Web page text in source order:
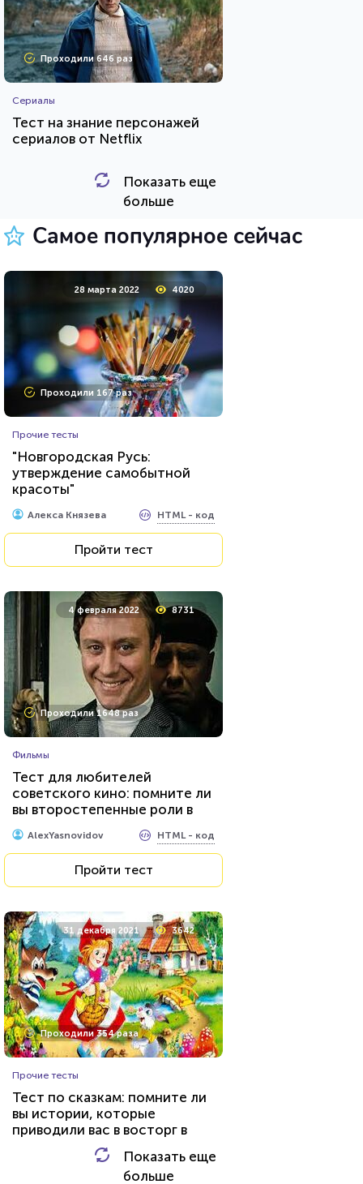
Проходили 646 раз
Сериалы
Тест на знание персонажей
сериалов от Netflix
HTML - код
64458
Проходили 22949 раз
Угадай футболиста по фото!
Пройти тест
2 января 2021
Проходили 123 раза
Вы оптимист или пессимист?
Пройти тест
15 февраля 2022 53616
Проходили 7539 раз
Тест: Великие русские
писатели
Пройти тест
Показать еще
больше
Самое популярное сейчас
28 марта 2022 4020
Проходили 167 раз
Прочие тесты
"Новгородская Русь:
утверждение самобытной
красоты"
Алекса Князева HTML - код
Пройти тест
4 февраля 2022 8731
Проходили 1648 раз
Фильмы
Тест для любителей
советского кино: помните ли
вы второстепенные роли в
знаменитых фильмах?
AlexYasnovidov HTML - код
Пройти тест
31 декабря 2021 3642
Проходили 354 раза
Прочие тесты
Тест по сказкам: помните ли
вы истории, которые
приводили вас в восторг в
AlexYasnovidov HTML - код
Показать еще
больше